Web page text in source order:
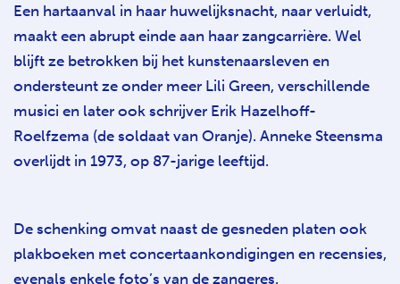
Een hartaanval in haar huwelijksnacht, naar verluidt,
maakt een abrupt einde aan haar zangcarrière. Wel
blijft ze betrokken bij het kunstenaarsleven en
ondersteunt ze onder meer Lili Green, verschillende
musici en later ook schrijver Erik Hazelhoff-
Roelfzema (de soldaat van Oranje). Anneke Steensma
overlijdt in 1973, op 87-jarige leeftijd.
De schenking omvat naast de gesneden platen ook
plakboeken met concertaankondigingen en recensies,
evenals enkele foto’s van de zangeres.